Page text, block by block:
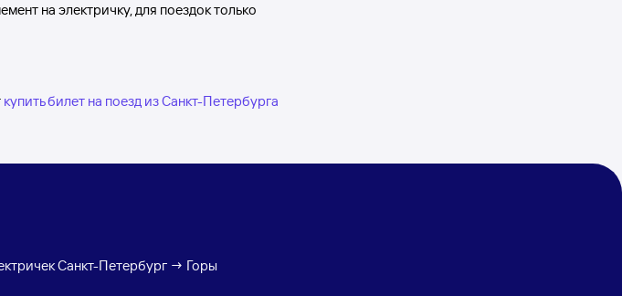
на электричку, для поездок только
купить билет на поезд из Санкт-Петербурга
Санкт-Петербург → Горы